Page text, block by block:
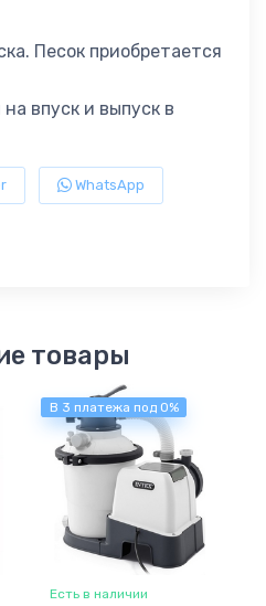
Песок приобретается
впуск и выпуск в
WhatsApp
товары
В 3 платежа под 0%
Есть в наличии